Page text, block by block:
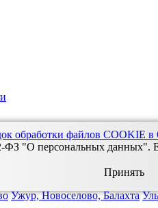
Ужур, Новоселово, Балахта
обработки файлов COOKIE
"О персональных данных".
Принять